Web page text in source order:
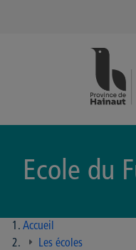
Ecole du
Accueil
Les écoles